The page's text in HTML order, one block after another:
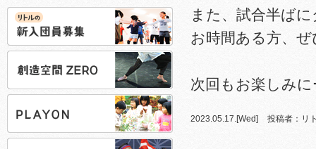
また、試合半ば
お時間ある方、
次回もお楽しみに
2023.05.17.[Wed] 投稿者：リ